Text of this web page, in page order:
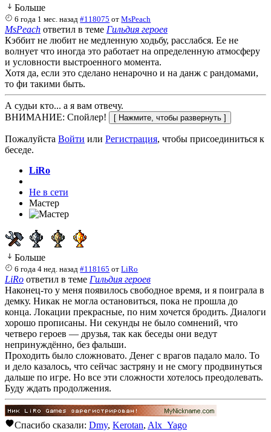
Больше
6 года 1 мес. назад #118075 отMsPeach
MsPeach ответил в теме Гильдия героев
Кэббит не любит не медленную ходьбу, расслабся. Ее не
волнует что иногда это работает на определенную атмосферу
и условности выстроенного момента.
Хотя да, если это сделано ненарочно и на данж с рандомами,
то фи такими быть.
А судьи кто... а я вам отвечу.
ВНИМАНИЕ: Спойлер!
Пожалуйста Войти или Регистрация, чтобы присоединиться к
беседе.
LiRo
Не в сети
Мастер
Больше
6 года 4 нед. назад #118165 отLiRo
LiRo ответил в теме Гильдия героев
Наконец-то у меня появилось свободное время, и я поиграла в
демку. Никак не могла остановиться, пока не прошла до
конца. Локации прекрасные, по ним хочется бродить. Диалоги
хорошо прописаны. Ни секунды не было сомнений, что
четверо героев — друзья, так как беседы они ведут
непринуждённо, без фальши.
Проходить было сложновато. Денег с врагов падало мало. То
и дело казалось, что сейчас застряну и не смогу продвинуться
дальше по игре. Но все эти сложности хотелось преодолевать.
Буду ждать продолжения.
Спасибо сказали: Dmy, Kerotan, Alx_Yago